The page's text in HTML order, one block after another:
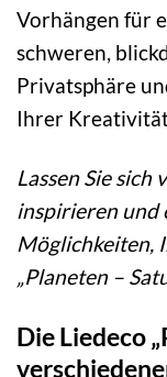
Vorhängen für
schweren,
Privatsphäre
Ihrer
Lassen Sie
inspirieren und
Möglichkeiten,
„Planeten –
Die Liedeco